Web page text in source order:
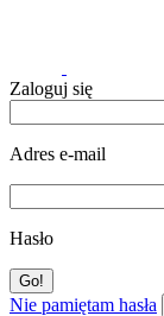
Zaloguj się
Adres e-mail
Hasło
Nie pamiętam hasła